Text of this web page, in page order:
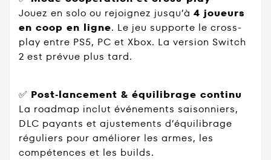
Jouez en solo ou rejoignez jusqu’à 4 joueurs
en coop en ligne. Le jeu supporte le cross-
play entre PS5, PC et Xbox. La version Switch
2 est prévue plus tard.
✅ Post‑lancement & équilibrage continu
La roadmap inclut événements saisonniers,
DLC payants et ajustements d’équilibrage
réguliers pour améliorer les armes, les
compétences et les builds.